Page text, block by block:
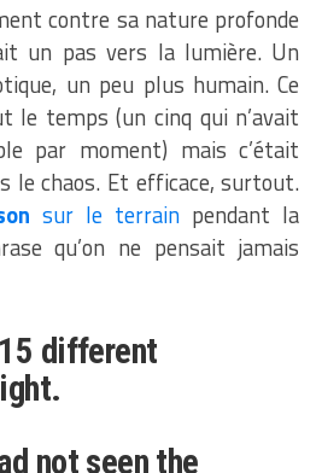
contre sa nature profonde
un pas vers la lumière. Un
un peu plus humain. Ce
le temps (un cinq qui n’avait
par moment) mais c’était
le chaos. Et efficace, surtout.
sur le terrain pendant la
qu’on ne pensait jamais
different
not seen the